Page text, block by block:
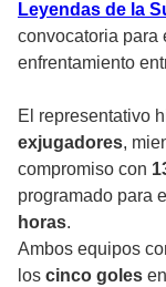
Leyendas de la
convocatoria para
enfrentamiento
El representativo
exjugadores,
compromiso con
programado para
horas.
Ambos equipos
los cinco goles